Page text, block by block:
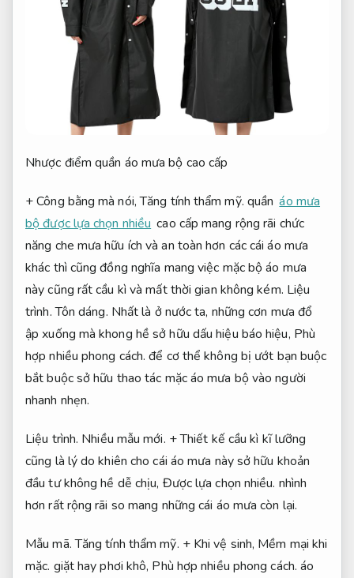
Nhược điểm quần áo mưa bộ cao cấp
+ Công bằng mà nói,Tăng tính thẩm mỹ. quần áo mưa
bộ được lựa chọn nhiều cao cấp mang rộng rãi chức
năng che mưa hữu ích và an toàn hơn các cái áo mưa
khác thì cũng đồng nghĩa mang việc mặc bộ áo mưa
này cũng rất cầu kì và mất thời gian không kém. Liệu
trình. Tôn dáng. Nhất là ở nước ta, những cơn mưa đổ
ập xuống mà khong hề sở hữu dấu hiệu báo hiệu, Phù
hợp nhiều phong cách. để cơ thể không bị ướt bạn buộc
bắt buộc sở hữu thao tác mặc áo mưa bộ vào người
nhanh nhẹn.
Liệu trình. Nhiều mẫu mới. + Thiết kế cầu kì kĩ lưỡng
cũng là lý do khiên cho cái áo mưa này sở hữu khoản
đầu tư không hề dễ chịu, Được lựa chọn nhiều. nhình
hơn rất rộng rãi so mang những cái áo mưa còn lại.
Mẫu mã. Tăng tính thẩm mỹ. + Khi vệ sinh, Mềm mại khi
mặc. giặt hay phơi khô, Phù hợp nhiều phong cách. áo